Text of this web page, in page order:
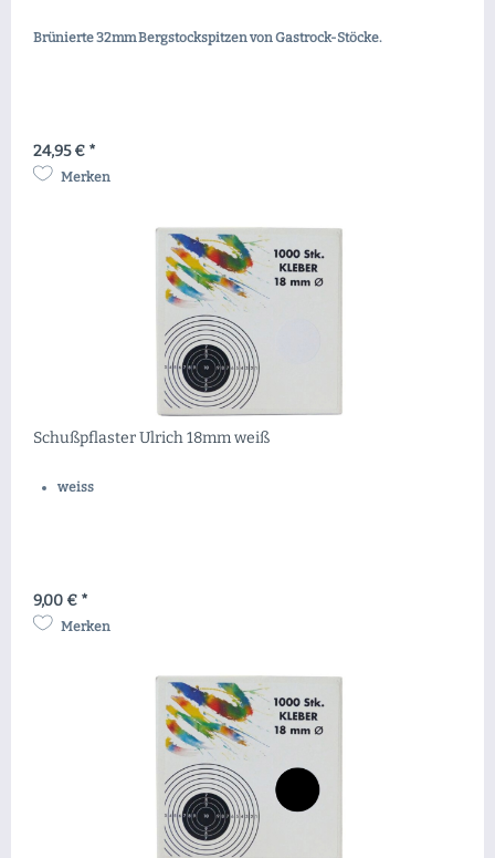
Brünierte 32mm Bergstockspitzen von Gastrock-Stöcke.
24,95 € *
Merken
Schußpflaster Ulrich 18mm weiß
weiss
9,00 € *
Merken